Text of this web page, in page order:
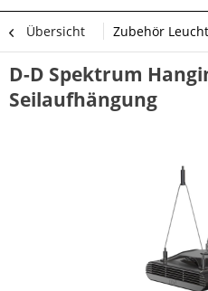
Übersicht Zubehör
D-D Spektrum
Seilaufhängung